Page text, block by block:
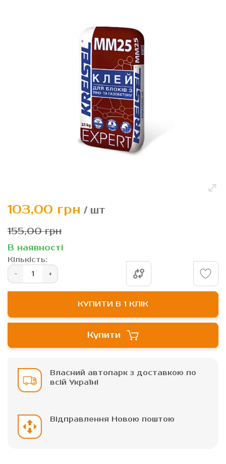
до
галереї
зображень
103,00 грн / шт
155,00 грн
В наявності
Кількість:
Купити
КУПИТИ В 1 КЛІК
Власний автопарк з доставкою по
всій Україні
Відправлення Новою поштою